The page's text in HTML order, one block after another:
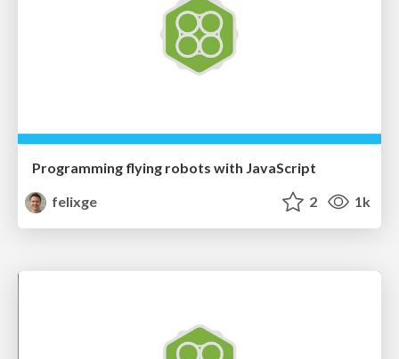
Programming flying robots with JavaScript
felixge
2 1k